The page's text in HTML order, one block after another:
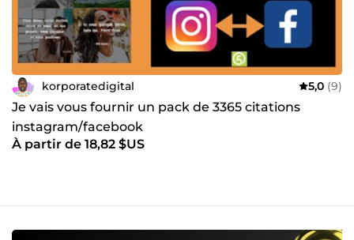
korporatedigital 5,0 (9)
Je vais vous fournir un pack de 3365 citations
instagram/facebook
À partir de 18,82 $US